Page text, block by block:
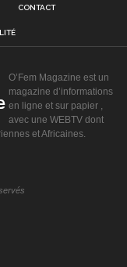
CONTACT
O’Fem Magazine est un
magazine d’informations
en ligne et sur papier ,
avec une WEBTV dont
et Africaines.